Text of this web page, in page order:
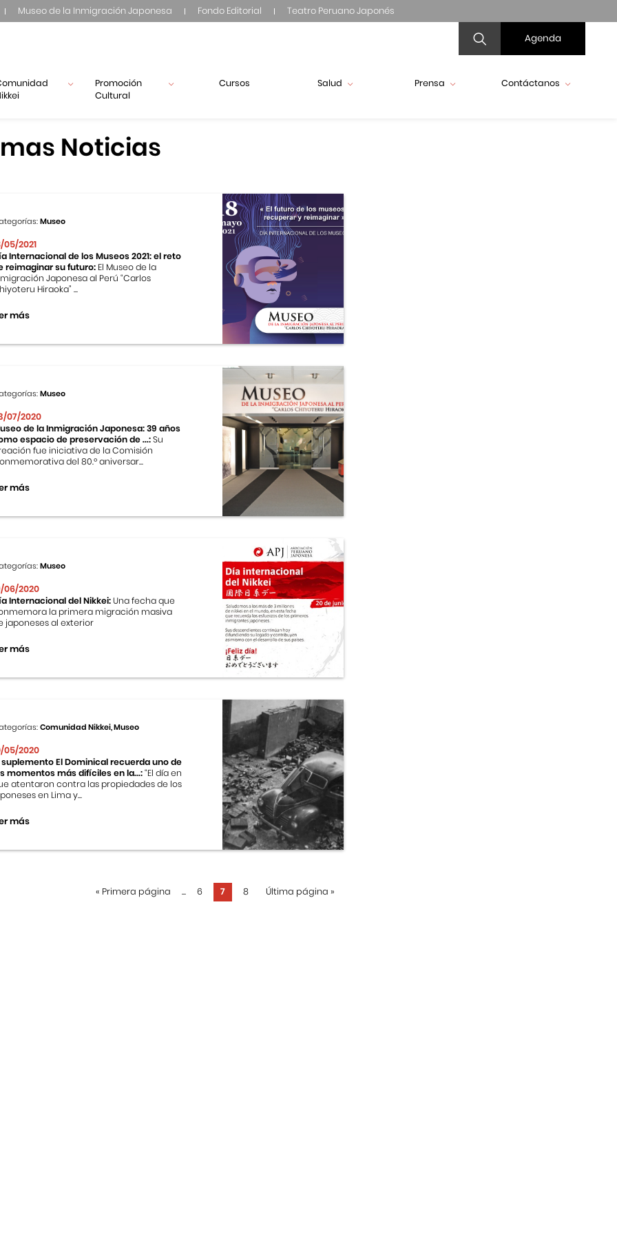
Museo de la Inmigración Japonesa Fondo Editorial Teatro Peruano Japonés
Agenda
Promoción
Cultural
Cursos Salud Prensa Contáctanos
Noticias
Museo
05/2021
Internacional de los Museos 2021: el reto
reimaginar su futuro: El Museo de la
Japonesa al Perú “Carlos
Hiraoka” ...
más
Museo
07/2020
de la Inmigración Japonesa: 39 años
espacio de preservación de ...:Su
fue iniciativa de la Comisión
del 80.º aniversar...
más
Museo
06/2020
Internacional del Nikkei:Una fecha que
la primera migración masiva
japoneses al exterior
más
Comunidad Nikkei, Museo
05/2020
suplemento El Dominical recuerda uno de
momentos más difíciles en la...:“El día en
atentaron contra las propiedades de los
en Lima y...
más
« Primera página ... 6 7 8 Última página »